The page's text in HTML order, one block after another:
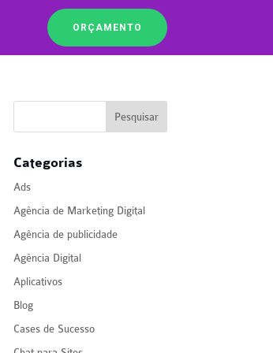
ORÇAMENTO
Categorias
Ads
Agência de Marketing Digital
Agência de publicidade
Agência Digital
Aplicativos
Blog
Cases de Sucesso